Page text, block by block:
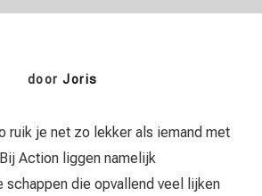
door Joris
ruik je net zo lekker als iemand met
Action liggen namelijk
schappen die opvallend veel lijken